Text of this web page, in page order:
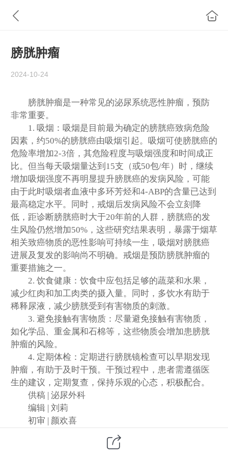
膀胱肿瘤
2024-10-24
膀胱肿瘤是一种常见的泌尿系统恶性肿瘤，预防
非常重要。
1. 吸烟：吸烟是目前最为确定的膀胱癌致病危险
因素，约50%的膀胱癌由吸烟引起。吸烟可使膀胱癌的
危险率增加2-3倍，其危险程度与吸烟强度和时间成正
比。但当每天吸烟量达到15支（或50包/年）时，继续
增加吸烟强度不再明显提升膀胱癌的发病风险，可能
由于此时吸烟者血液中多环芳烃和4-ABP的含量已达到
最高稳定水平。同时，戒烟后发病风险不会立刻降
低，距诊断膀胱癌时大于20年前的人群，膀胱癌的发
生风险仍然增加50%，这些研究结果表明，暴露于烟草
相关致癌物质的恶性影响可持续一生，吸烟对膀胱癌
进展及复发的影响尚不明确。 戒烟是预防膀胱肿瘤的
重要措施之一。
2. 饮食健康：饮食中应包括足够的蔬菜和水果，
减少红肉和加工肉类的摄入量。同时，多饮水有助于
稀释尿液，减少膀胱受到有害物质的刺激。
3. 避免接触有害物质：尽量避免接触有害物质，
如化学品、重金属和石棉等，这些物质会增加患膀胱
肿瘤的风险。
4. 定期体检：定期进行膀胱镜检查可以早期发现
肿瘤，有助于及时干预。 干预过程中，患者需遵循医
生的建议，定期复查，保持乐观的心态，积极配合。
供稿 | 泌尿外科
编辑| 刘莉
初审 | 颜欢喜
主办 | 中煤矿建总医院医疗品牌部新媒体组